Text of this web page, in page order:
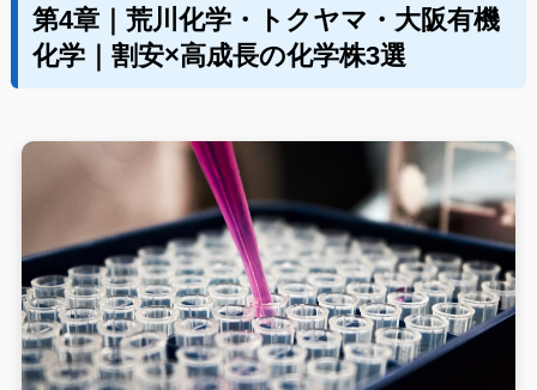
第4章｜荒川化学・トクヤマ・大阪有機
化学｜割安×高成長の化学株3選